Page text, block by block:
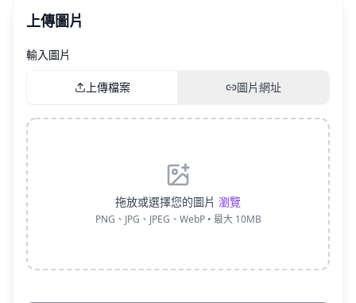
上傳圖片
輸入圖片
上傳檔案 圖片網址
拖放或選擇您的圖片 瀏覽
PNG、JPG、JPEG、WebP • 最大 10MB